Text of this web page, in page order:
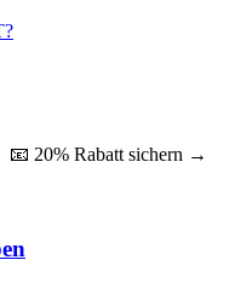
📧 20% Rabatt sichern →